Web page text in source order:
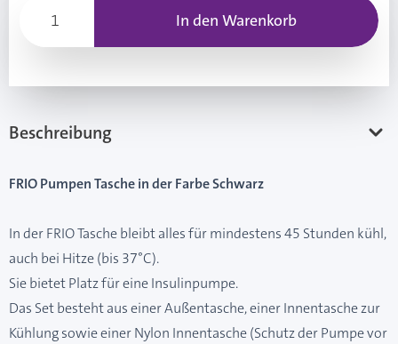
In den Warenkorb
Beschreibung
FRIO Pumpen Tasche in der Farbe Schwarz
In der FRIO Tasche bleibt alles für mindestens 45 Stunden kühl,
auch bei Hitze (bis 37°C).
Sie bietet Platz für eine Insulinpumpe.
Das Set besteht aus einer Außentasche, einer Innentasche zur
Kühlung sowie einer Nylon Innentasche (Schutz der Pumpe vor